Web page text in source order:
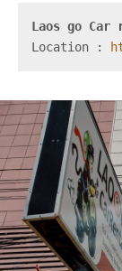
Laos go Car
Location :